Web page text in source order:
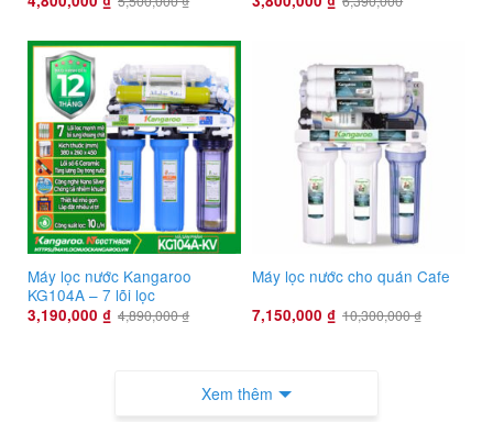
Máy lọc nước Kangaroo
KG104A – 7 lõi lọc
3,190,000 ₫ 4,890,000₫
Máy lọc nước cho quán Cafe
7,150,000 ₫ 10,300,000₫
Xem thêm